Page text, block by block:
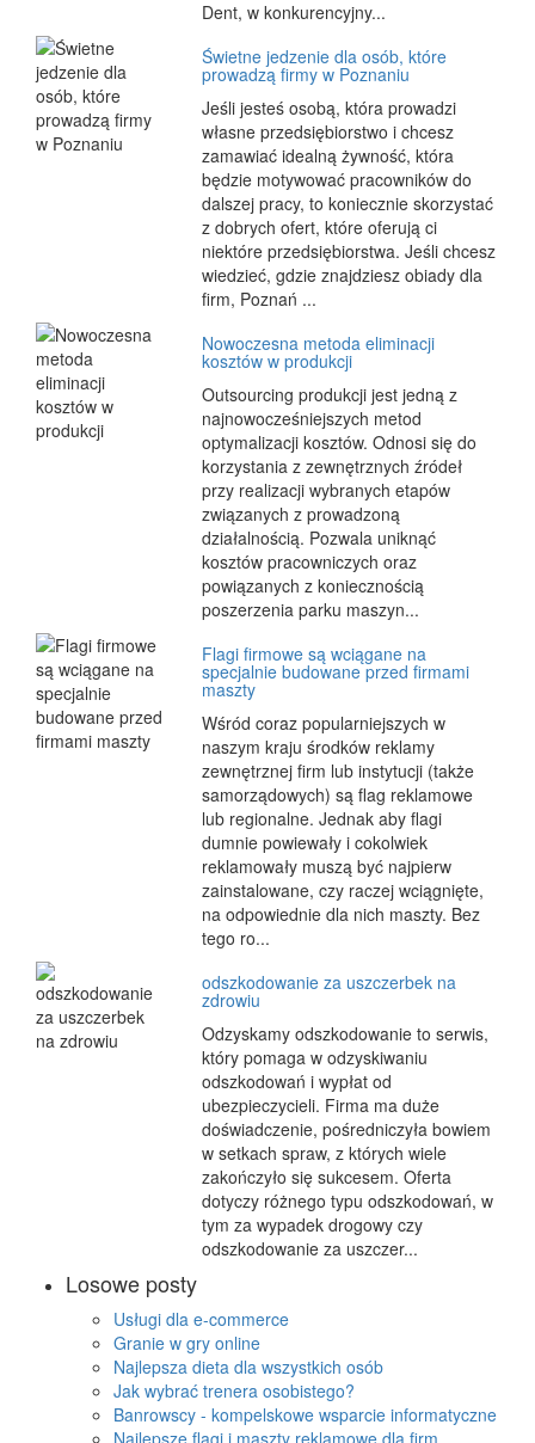
Dent, w konkurencyjny...
Świetne jedzenie dla osób, które
prowadzą firmy w Poznaniu
Jeśli jesteś osobą, która prowadzi
własne przedsiębiorstwo i chcesz
zamawiać idealną żywność, która
będzie motywować pracowników do
dalszej pracy, to koniecznie skorzystać
z dobrych ofert, które oferują ci
niektóre przedsiębiorstwa. Jeśli chcesz
wiedzieć, gdzie znajdziesz obiady dla
firm, Poznań ...
Nowoczesna metoda eliminacji
kosztów w produkcji
Outsourcing produkcji jest jedną z
najnowocześniejszych metod
optymalizacji kosztów. Odnosi się do
korzystania z zewnętrznych źródeł
przy realizacji wybranych etapów
związanych z prowadzoną
działalnością. Pozwala uniknąć
kosztów pracowniczych oraz
powiązanych z koniecznością
poszerzenia parku maszyn...
Flagi firmowe są wciągane na
specjalnie budowane przed firmami
maszty
Wśród coraz popularniejszych w
naszym kraju środków reklamy
zewnętrznej firm lub instytucji (także
samorządowych) są flag reklamowe
lub regionalne. Jednak aby flagi
dumnie powiewały i cokolwiek
reklamowały muszą być najpierw
zainstalowane, czy raczej wciągnięte,
na odpowiednie dla nich maszty. Bez
tego ro...
odszkodowanie za uszczerbek na
zdrowiu
Odzyskamy odszkodowanie to serwis,
który pomaga w odzyskiwaniu
odszkodowań i wypłat od
ubezpieczycieli. Firma ma duże
doświadczenie, pośredniczyła bowiem
w setkach spraw, z których wiele
zakończyło się sukcesem. Oferta
dotyczy różnego typu odszkodowań, w
tym za wypadek drogowy czy
odszkodowanie za uszczer...
Losowe posty
Usługi dla e-commerce
Granie w gry online
Najlepsza dieta dla wszystkich osób
Jak wybrać trenera osobistego?
Banrowscy - kompelskowe wsparcie informatyczne